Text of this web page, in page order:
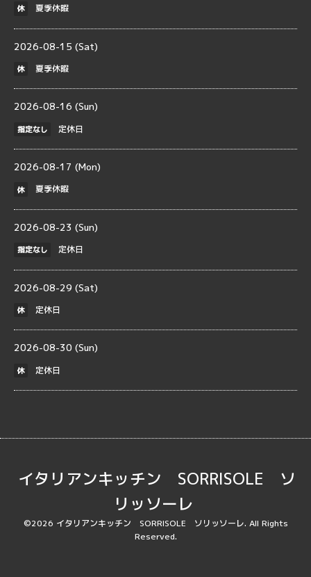
休 夏季休暇
2026-08-15 (Sat)
休 夏季休暇
2026-08-16 (Sun)
指定なし 定休日
2026-08-17 (Mon)
休 夏季休暇
2026-08-23 (Sun)
指定なし 定休日
2026-08-29 (Sat)
休 定休日
2026-08-30 (Sun)
休 定休日
イタリアンキッチン SORRISOLE ソ
リッソーレ
©2026 イタリアンキッチン SORRISOLE ソリッソーレ. All Rights
Reserved.